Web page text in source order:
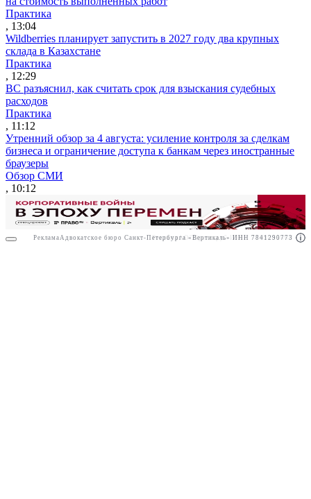
Реклама АО"Право.ру" ИНН: 7708095468
Практика
, 13:04
Wildberries планирует запустить в 2027 году два крупных
склада в Казахстане
Практика
, 12:29
ВС разъяснил, как считать срок для взыскания судебных
расходов
Практика
, 11:12
Утренний обзор за 4 августа: усиление контроля за сделкам
бизнеса и ограничение доступа к банкам через иностранные
браузеры
Обзор СМИ
, 10:12
Реклама Адвокатское бюро Санкт-Петербурга «Вертикаль» ИНН 7841290773